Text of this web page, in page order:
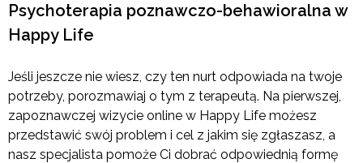
Psychoterapia poznawczo-behawioralna w
Happy Life
Jeśli jeszcze nie wiesz, czy ten nurt odpowiada na twoje
potrzeby, porozmawiaj o tym z terapeutą. Na pierwszej,
zapoznawczej wizycie online w Happy Life możesz
przedstawić swój problem i cel z jakim się zgłaszasz, a
nasz specjalista pomoże Ci dobrać odpowiednią formę